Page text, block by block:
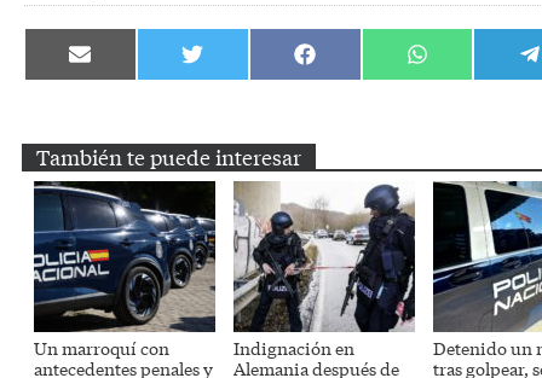
Compartir
en
Compartir
en
Compartir
en
Compartir
en
También te puede interesar
Un marroquí con
antecedentes penales y
Indignación en
Alemania después de
Detenido un
tras golpear,